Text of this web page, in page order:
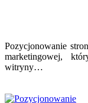
Pozycjonowanie
marketingowej,
witryny…